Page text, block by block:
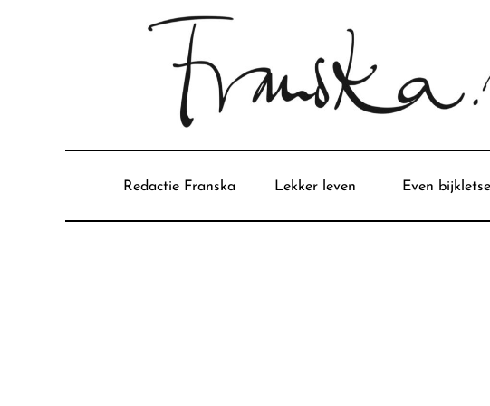
Redactie Franska Lekker leven Even